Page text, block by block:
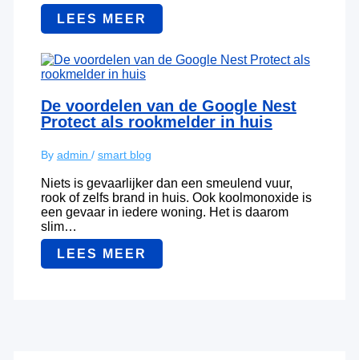
LEES MEER
De voordelen van de Google Nest
Protect als rookmelder in huis
By admin / smart blog
Niets is gevaarlijker dan een smeulend vuur,
rook of zelfs brand in huis. Ook koolmonoxide is
een gevaar in iedere woning. Het is daarom
slim…
LEES MEER